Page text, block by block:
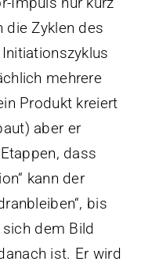
die Zyklen des
mehrere
Produkt kreiert
aber er
dass
kann der
bis
dem Bild
ist. Er wird